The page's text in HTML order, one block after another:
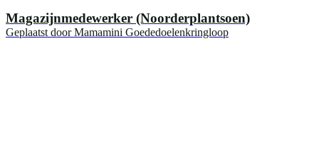
Magazijnmedewerker (Noorderplantsoen)
Geplaatst door Mamamini Goededoelenkringloop